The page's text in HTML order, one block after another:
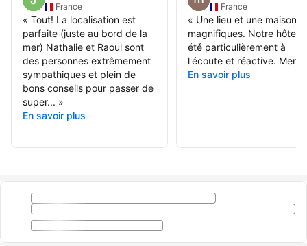
France
« Tout! La localisation est
parfaite (juste au bord de la
mer) Nathalie et Raoul sont
des personnes extrêmement
sympathiques et plein de
bons conseils pour passer de
super... »
En savoir plus
France
« Une lieu et une maison
magnifiques. Notre hôte a
été particulièrement à
l'écoute et réactive. Merci.
En savoir plus